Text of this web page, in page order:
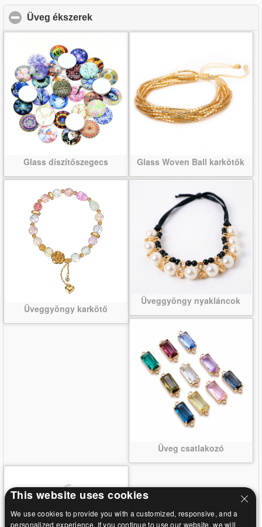
Üveg ékszerek
Glass díszítőszegecs Glass Woven Ball karkötők
Üveggyöngy karkötő
Üveggyöngy nyakláncok
Üveg csatlakozó
This website uses cookies
We use cookies to provide you with a customized, responsive, and a
personalized experience. If you continue to use our website, we will